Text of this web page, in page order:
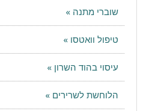
שוברי מתנה »
טיפול וואטסו »
עיסוי בהוד השרון »
הלוחשת לשרירים »